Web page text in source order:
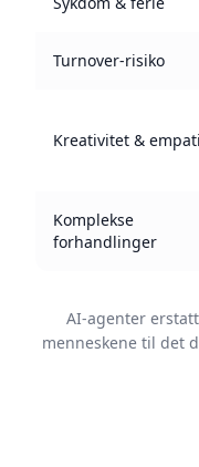
Turnover-risiko
Kreativitet & empati
Komplekse
forhandlinger
AI-agenter
menneskene til det